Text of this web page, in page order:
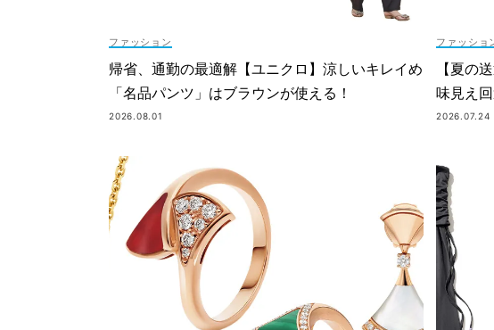
ファッション
帰省、通勤の最適解【ユニクロ】涼しいキレイめ
「名品パンツ」はブラウンが使える！
2026.08.01
ファッショ
【夏の
味見え
2026.07.24